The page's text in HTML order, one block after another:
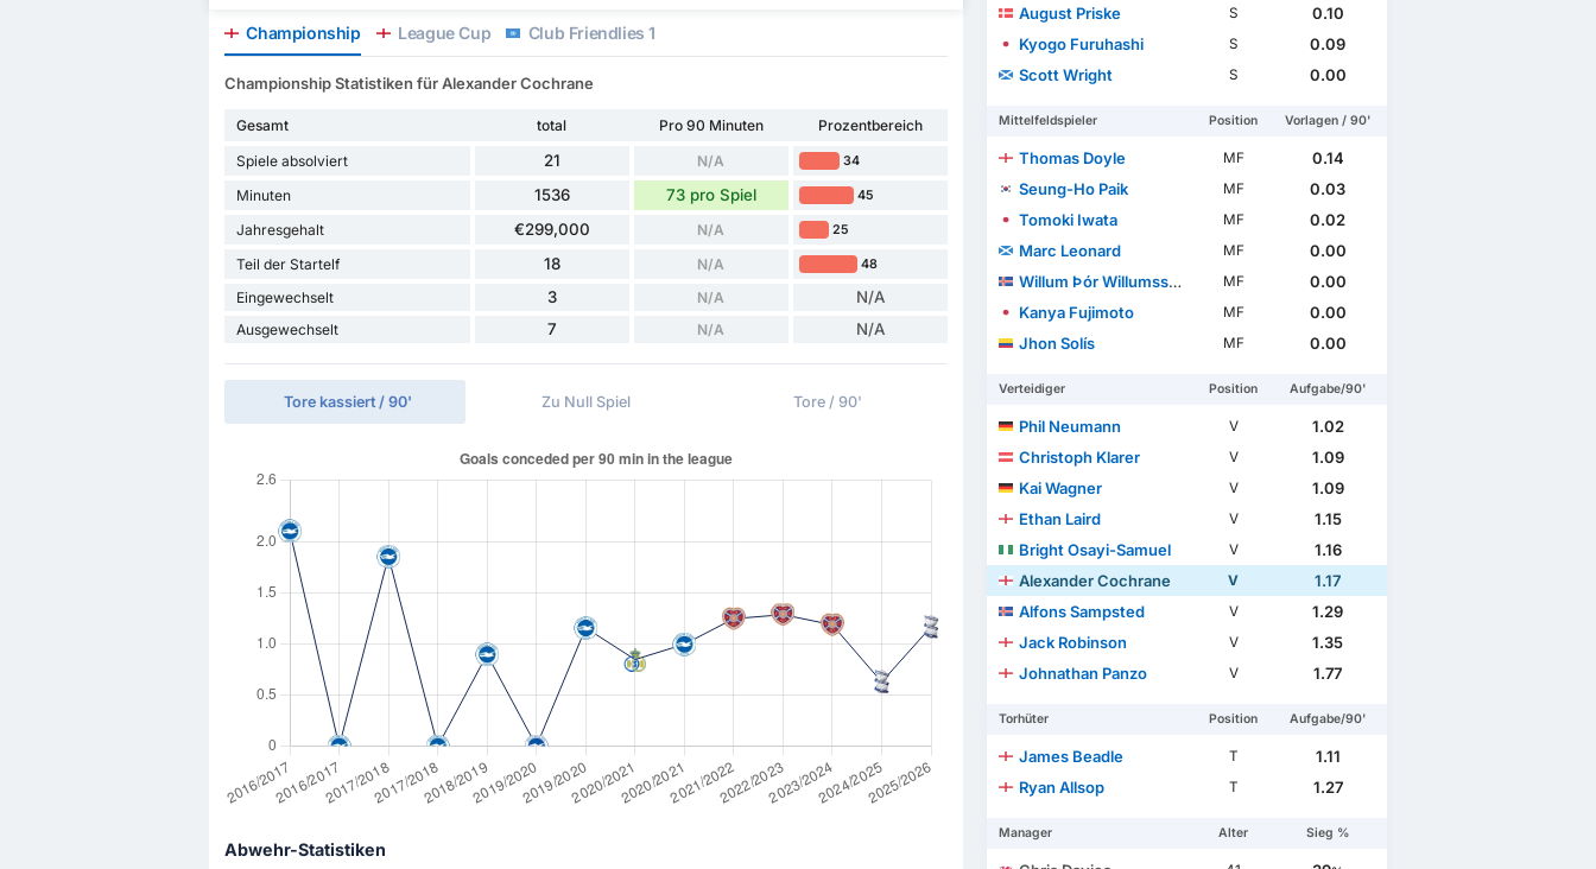
Championship League Cup Club Friendlies 1
Championship Statistiken für Alexander Cochrane
Gesamt total Pro 90 Minuten
Prozentbereich
Spiele absolviert
21 N/A 34
Minuten 1536 73 pro Spiel 45
Jahresgehalt €299,000 N/A 25
Teil der Startelf 18 N/A 48
Eingewechselt 3 N/A N/A
Ausgewechselt 7 N/A N/A
Tore kassiert / 90' Zu Null Spiel Tore / 90'
Abwehr-Statistiken
August Priske
S
0.10
Kyogo Furuhashi
S
0.09
Scott Wright
S 0.00
Mittelfeldspieler Position Vorlagen / 90'
Thomas Doyle MF
0.14
Seung-Ho Paik
MF
0.03
Tomoki Iwata
MF
0.02
Marc Leonard
MF
0.00
Willum Þór Willumsson
MF
0.00
Kanya Fujimoto
MF
0.00
Jhon Solís
MF 0.00
Verteidiger Position Aufgabe/90'
Phil Neumann V
1.02
Christoph Klarer
V
1.09
Kai Wagner
V
1.09
Ethan Laird
V
1.15
Bright Osayi-Samuel
V
1.16
Alexander Cochrane
V
1.17
Alfons Sampsted
V
1.29
Jack Robinson
V
1.35
Johnathan Panzo
V 1.77
Torhüter Position Aufgabe/90'
James Beadle T
1.11
Ryan Allsop
T 1.27
Manager Alter Sieg %